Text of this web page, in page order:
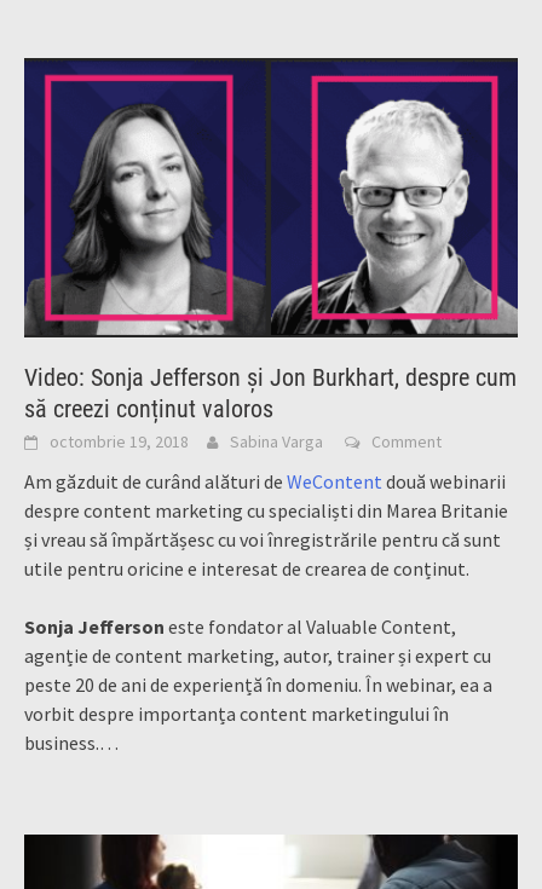
Video: Sonja Jefferson și Jon Burkhart, despre cum
să creezi conținut valoros
octombrie 19, 2018 Sabina Varga Comment
Am găzduit de curând alături de WeContent două webinarii
despre content marketing cu specialiști din Marea Britanie
și vreau să împărtășesc cu voi înregistrările pentru că sunt
utile pentru oricine e interesat de crearea de conținut.
Sonja Jefferson este fondator al Valuable Content,
agenție de content marketing, autor, trainer și expert cu
peste 20 de ani de experiență în domeniu. În webinar, ea a
vorbit despre importanța content marketingului în
business.…